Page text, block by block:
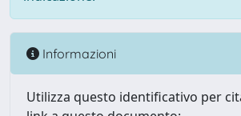
Informazioni
Utilizza questo identificativo per